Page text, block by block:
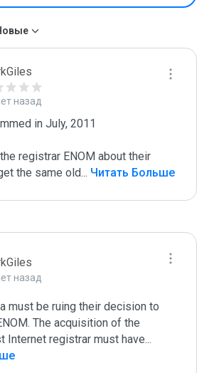
назад
in July, 2011
registrar ENOM about their
the same old... Читать Больше
назад
must be ruing their decision to
The acquisition of the
Internet registrar must have...